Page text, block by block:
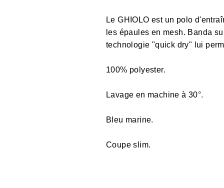
Le GHIOLO est un polo
les épaules en mesh. Banda
technologie "quick dry" lui
100% polyester.
Lavage en machine à 30°.
Bleu marine.
Coupe slim.